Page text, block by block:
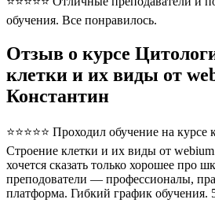
обучения. Все понравилось.
Отзыв о курсе
клетки и их виды от
Константин
⭐⭐⭐⭐⭐ Проходил обучение на
Строение клетки и их виды от
хочется сказать только хорошее про
преподователи — профессионалы,
платформа. Гибкий график обучения.